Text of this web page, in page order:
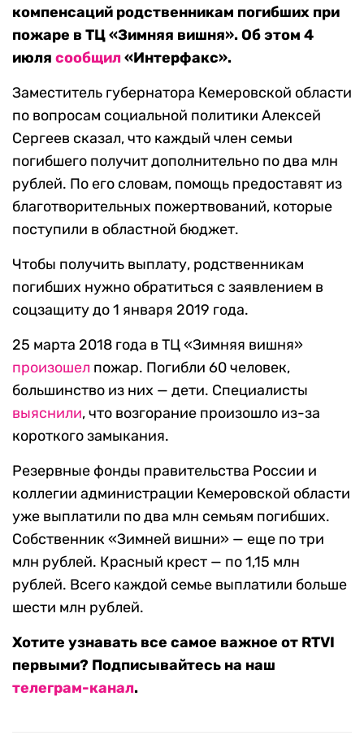
компенсаций родственникам погибших при
пожаре в ТЦ «Зимняя вишня». Об этом 4
июля сообщил«Интерфакс».
Заместитель губернатора Кемеровской области
по вопросам социальной политики Алексей
Сергеев сказал, что каждый член семьи
погибшего получит дополнительно по два млн
рублей. По его словам, помощь предоставят из
благотворительных пожертвований, которые
поступили в областной бюджет.
Чтобы получить выплату, родственникам
погибших нужно обратиться с заявлением в
соцзащиту до 1 января 2019 года.
25 марта 2018 года в ТЦ «Зимняя вишня»
произошел пожар. Погибли 60 человек,
большинство из них — дети. Специалисты
выяснили, что возгорание произошло из-за
короткого замыкания.
Резервные фонды правительства России и
коллегии администрации Кемеровской области
уже выплатили по два млн семьям погибших.
Собственник «Зимней вишни» — еще по три
млн рублей. Красный крест — по 1,15 млн
рублей. Всего каждой семье выплатили больше
шести млн рублей.
Хотите узнавать все самое важное от RTVI
первыми? Подписывайтесь на наш
телеграм-канал.